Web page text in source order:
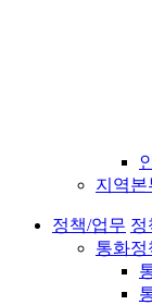
지역본
정책/업무 정
통화정